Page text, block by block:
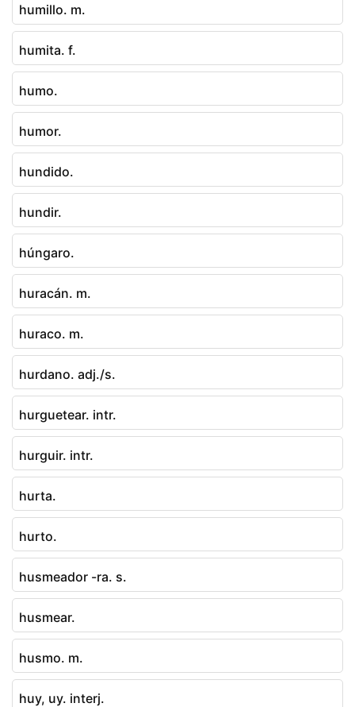
humillo. m.
humita. f.
humo.
humor.
hundido.
hundir.
húngaro.
huracán. m.
huraco. m.
hurdano. adj./s.
hurguetear. intr.
hurguir. intr.
hurta.
hurto.
husmeador -ra. s.
husmear.
husmo. m.
huy, uy. interj.